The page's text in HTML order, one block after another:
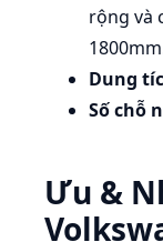
rộng và
Dung
Số chỗ
Ưu &